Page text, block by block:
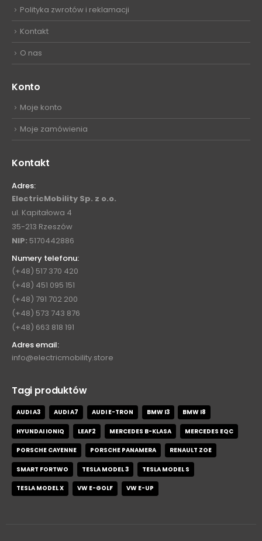
Polityka zwrotów i reklamacji
Kontakt
O nas
Konto
Moje konto
Moje zamówienia
Kontakt
Adres:
ElectricMobility Sp. z o.o.
ul. Kapitałowa 4
35-213 Rzeszów
NIP: 5170442886
Numery telefonu:
(+48) 517 370 420
(+48) 451 095 151
(+48) 791 702 200
(+48) 573 743 876
(+48) 663 818 191
Adres email:
info@electricmobility.store
Tagi produktów
AUDI A3 AUDI A7 AUDI E-TRON BMW I3 BMW I8
HYUNDAI IONIQ LEAF2 MERCEDES B-KLASA MERCEDES EQC
PORSCHE CAYENNE PORSCHE PANAMERA RENAULT ZOE
SMART FORTWO TESLA MODEL 3 TESLA MODEL S
TESLA MODEL X VW E-GOLF VW E-UP